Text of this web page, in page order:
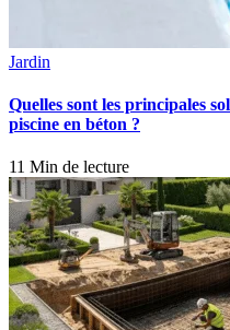
Jardin
Quelles sont les principales
piscine en béton ?
11 Min de lecture